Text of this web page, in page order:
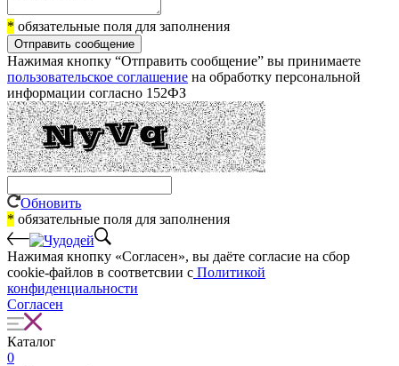
* обязательные поля для заполнения
Отправить сообщение
Нажимая кнопку “Отправить сообщение” вы принимаете
пользовательское соглашение на обработку персональной
информации согласно 152ФЗ
Обновить
* обязательные поля для заполнения
Нажимая кнопку «Согласен», вы даёте cогласие на сбор
cookie-файлов в соответсвии с Политикой
конфиденциальности
Согласен
Каталог
0